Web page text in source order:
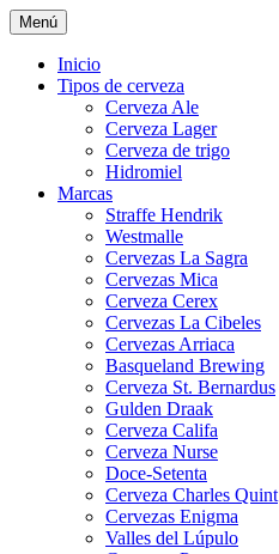
Ir
al
contenido
comprar cerveza artesana
comprar cerveza artesana
Menú
Inicio
Tipos de cerveza
Cerveza Ale
Cerveza Lager
Cerveza de trigo
Hidromiel
Marcas
Straffe Hendrik
Westmalle
Cervezas La Sagra
Cervezas Mica
Cerveza Cerex
Cervezas La Cibeles
Cervezas Arriaca
Basqueland Brewing
Cerveza St. Bernardus
Gulden Draak
Cerveza Califa
Cerveza Nurse
Doce-Setenta
Cerveza Charles Quint
Cervezas Enigma
Valles del Lúpulo